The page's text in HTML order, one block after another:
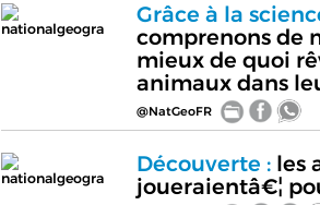
nationalgeogra
Grâce à la
comprenons de
mieux de quoi
animaux dans
@NatGeoFR
nationalgeogra
Découverte :les
joueraientâ€¦